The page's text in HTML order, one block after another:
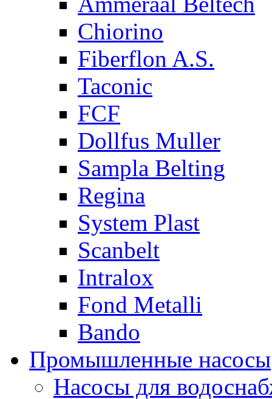
Chiorino
Fiberflon A.S.
Taconic
FCF
Dollfus Muller
Sampla Belting
Regina
System Plast
Scanbelt
Intralox
Fond Metalli
Bando
Промышленные насосы
Насосы для